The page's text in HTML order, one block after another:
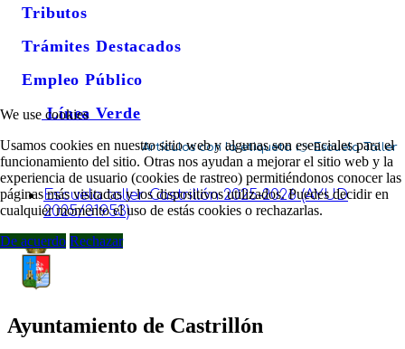
Tributos
Trámites Destacados
Empleo Público
Línea Verde
Escuela Taller
Escuela taller Castrillón 2025-2026 (AYUD
2025/31953)
Ayuntamiento de Castrillón
We use cookies
Usamos cookies en nuestro sitio web y algunas son esenciales para el
funcionamiento del sitio. Otras nos ayudan a mejorar el sitio web y la
experiencia de usuario (cookies de rastreo) permitiéndonos conocer las
páginas más visitadas y los dispositivos utilizados. Puedes decidir en
cualquier momento el uso de estás cookies o rechazarlas.
De acuerdo Rechazar